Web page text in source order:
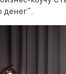
денег".